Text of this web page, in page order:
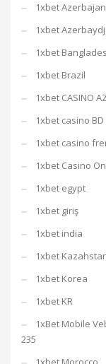
1xbet Azerbajan
1xbet
1xbet
1xbet Brazil
1xbet CASINO
1xbet casino BD
1xbet casino
1xbet Casino
1xbet egypt
1xbet giriş
1xbet india
1xbet
1xbet Korea
1xbet KR
1xBet Mobile
235